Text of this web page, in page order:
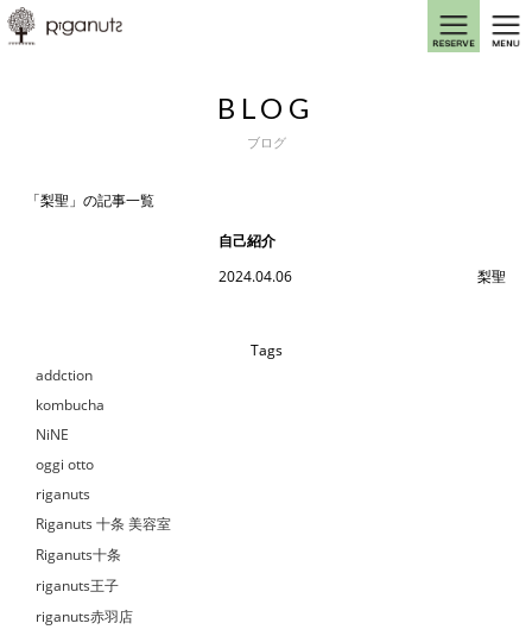
BLOG
ブログ
「梨聖」の記事一覧
自己紹介
2024.04.06
梨聖
Tags
addction
kombucha
NiNE
oggi otto
riganuts
Riganuts 十条 美容室
Riganuts十条
riganuts王子
riganuts赤羽店